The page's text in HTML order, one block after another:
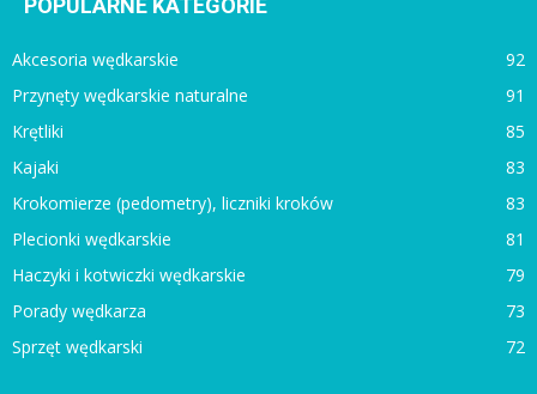
POPULARNE KATEGORIE
Akcesoria wędkarskie
92
Przynęty wędkarskie naturalne
91
Krętliki
85
Kajaki
83
Krokomierze (pedometry), liczniki kroków
83
Plecionki wędkarskie
81
Haczyki i kotwiczki wędkarskie
79
Porady wędkarza
73
Sprzęt wędkarski
72